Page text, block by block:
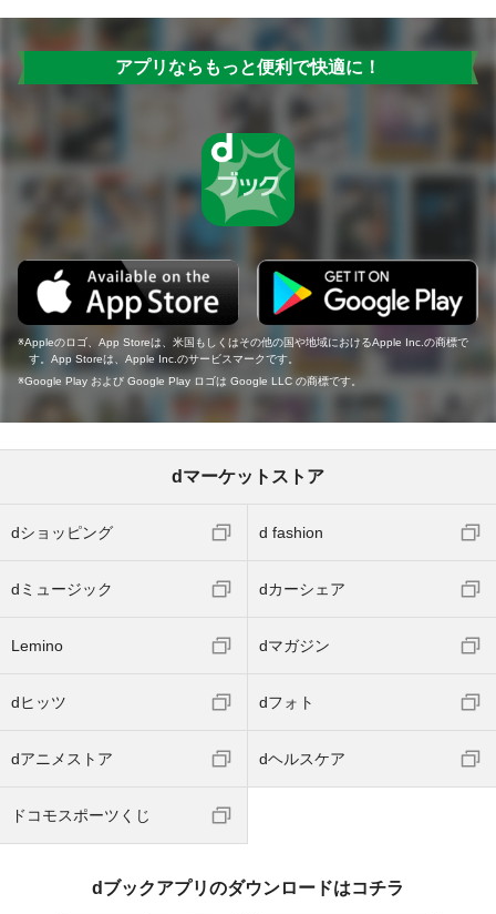
アプリならもっと便利で快適に！
Appleのロゴ、App Storeは、米国もしくはその他の国や地域におけるApple Inc.の商標で
す。App Storeは、Apple Inc.のサービスマークです。
Google Play および Google Play ロゴは Google LLC の商標です。
dマーケットストア
dショッピング d fashion
dミュージック dカーシェア
Lemino dマガジン
dヒッツ dフォト
dアニメストア dヘルスケア
ドコモスポーツくじ
dブックアプリのダウンロードはコチラ